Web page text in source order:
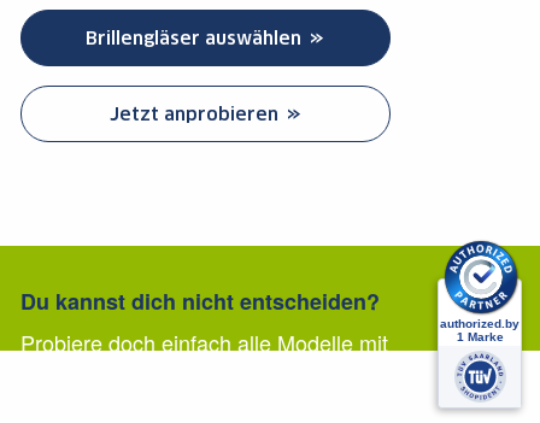
Brillengläser auswählen
Jetzt anprobieren
Du kannst dich nicht entscheiden?
Probiere doch einfach alle Modelle mit